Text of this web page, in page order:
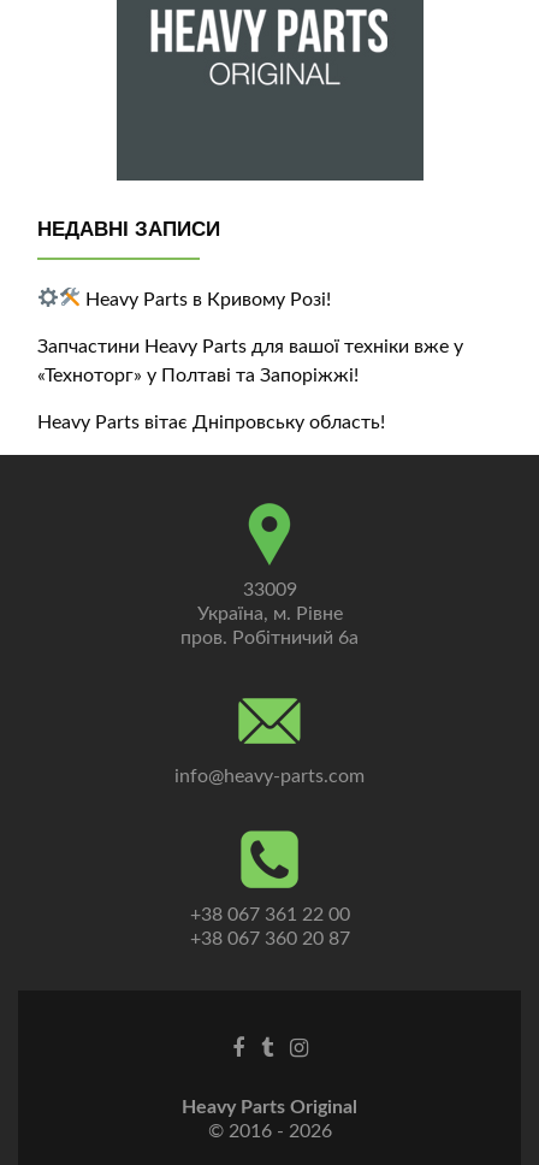
НЕДАВНІ ЗАПИСИ
Heavy Parts в Кривому Розі!
Запчастини Heavy Parts для вашої техніки вже у
«Техноторг» у Полтаві та Запоріжжі!
Heavy Parts вітає Дніпровську область!
33009
Україна, м. Рівне
пров. Робітничий 6а
info@heavy-parts.com
+38 067 361 22 00
+38 067 360 20 87
Heavy Parts Original
© 2016 - 2026